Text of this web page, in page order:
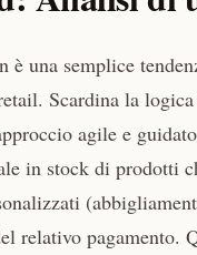
una semplice
Scardina la
agile e
in stock di prodotti
relativo pagamento.